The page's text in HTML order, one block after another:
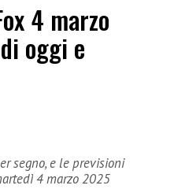
4 marzo
oggi e
segno, e le previsioni
4 marzo 2025